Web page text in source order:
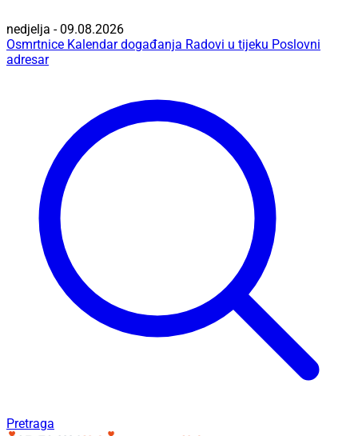
nedjelja - 09.08.2026
Osmrtnice Kalendar događanja Radovi u tijeku Poslovni
adresar
Pretraga